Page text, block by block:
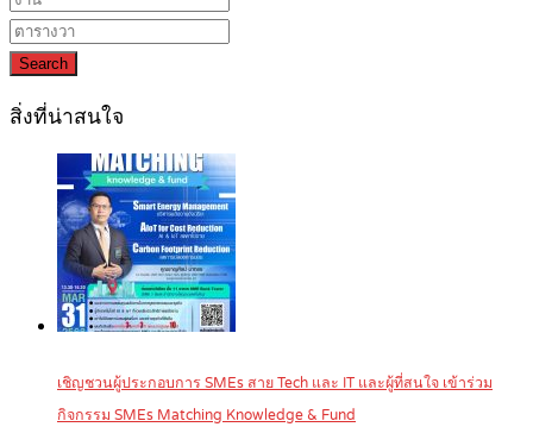
Search
สิ่งที่น่าสนใจ
เชิญชวนผู้ประกอบการ SMEs สาย Tech และ IT และผู้ที่สนใจ เข้าร่วม
กิจกรรม SMEs Matching Knowledge & Fund